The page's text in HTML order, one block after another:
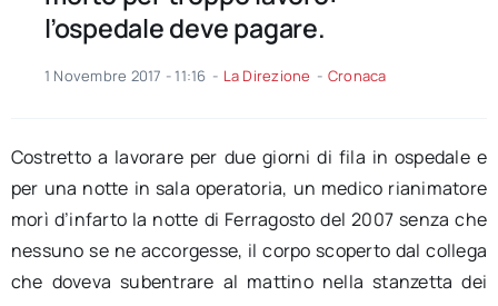
l’ospedale deve pagare.
1 Novembre 2017 - 11:16 - La Direzione - Cronaca
Costretto a lavorare per due giorni di fila in ospedale e
per una notte in sala operatoria, un medico rianimatore
morì d’infarto la notte di Ferragosto del 2007 senza che
nessuno se ne accorgesse, il corpo scoperto dal collega
che doveva subentrare al mattino nella stanzetta dei